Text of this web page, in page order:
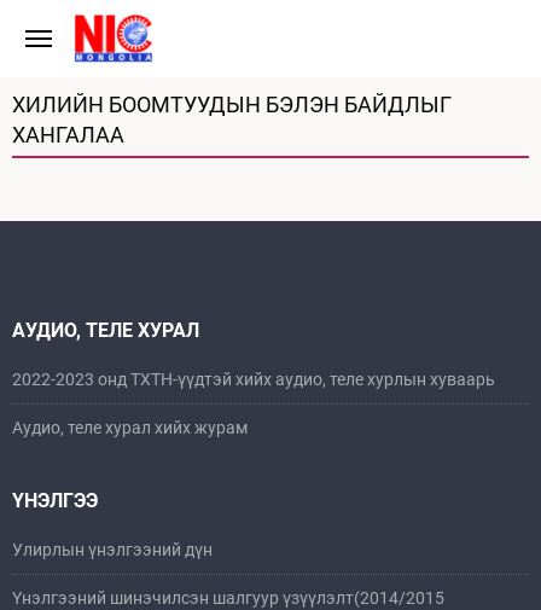
ХИЛИЙН БООМТУУДЫН БЭЛЭН БАЙДЛЫГ
ХАНГАЛАА
АУДИО, ТЕЛЕ ХУРАЛ
2022-2023 онд ТХТН-үүдтэй хийх аудио, теле хурлын хуваарь
Аудио, теле хурал хийх журам
ҮНЭЛГЭЭ
Улирлын үнэлгээний дүн
Үнэлгээний шинэчилсэн шалгуур үзүүлэлт(2014/2015